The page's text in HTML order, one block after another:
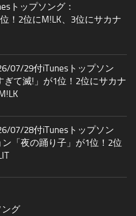
トップソング：
！2位にM!LK、3位にサカナ
07/29付iTunesトップソン
ぎて滅!」が1位！2位にサカナ
07/28付iTunesトップソン
「夜の踊り子」が1位！2位
ング